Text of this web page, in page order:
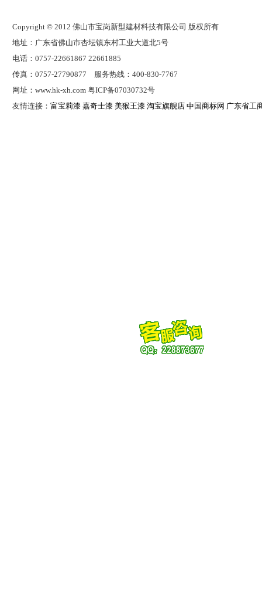
Copyright © 2012 佛山市宝岗新型建材科技有限公司 版权所有
地址：广东省佛山市杏坛镇东村工业大道北5号
电话：0757-22661867 22661885
传真：0757-27790877 服务热线：400-830-7767
网址：www.hk-xh.com 粤ICP备07030732号
友情连接： 富宝莉漆 嘉奇士漆 美猴王漆 淘宝旗舰店 中国商标网 广东省工